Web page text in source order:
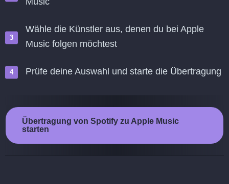
Wähle die Künstler aus, denen du bei Apple
Music folgen möchtest
Prüfe deine Auswahl und starte die Übertragung
Übertragung von Spotify zu Apple Music
starten